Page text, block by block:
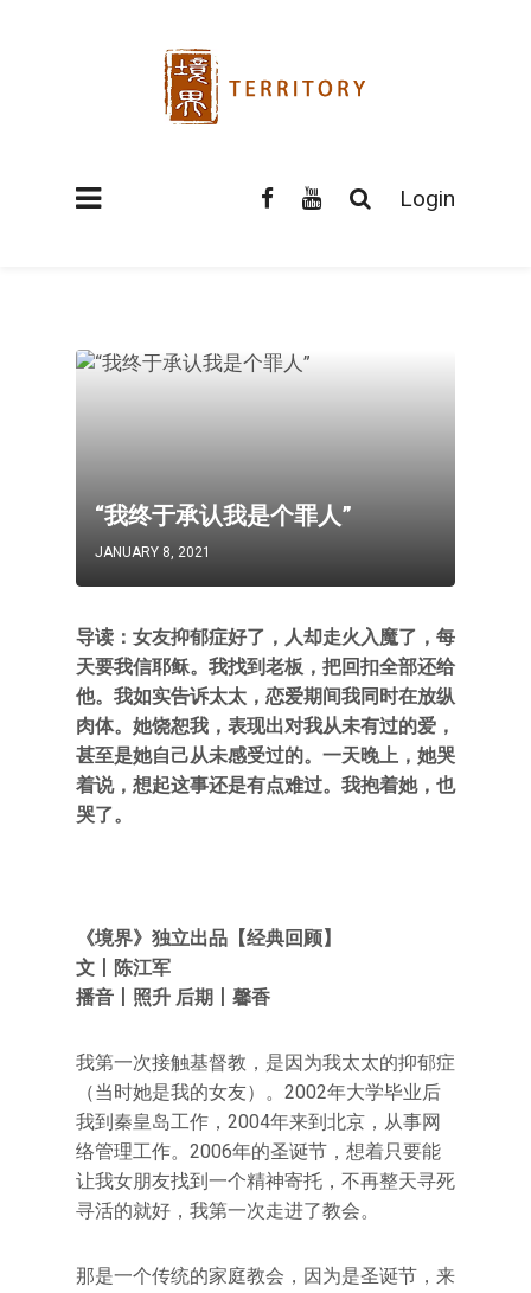
Login
“我终于承认我是个罪人”
JANUARY 8, 2021
导读：女友抑郁症好了，人却走火入魔了，每
天要我信耶稣。我找到老板，把回扣全部还给
他。我如实告诉太太，恋爱期间我同时在放纵
肉体。她饶恕我，表现出对我从未有过的爱，
甚至是她自己从未感受过的。一天晚上，她哭
着说，想起这事还是有点难过。我抱着她，也
哭了。
《境界》独立出品【经典回顾】
文丨陈江军
播音丨照升 后期丨馨香
我第一次接触基督教，是因为我太太的抑郁症
（当时她是我的女友）。2002年大学毕业后
我到秦皇岛工作，2004年来到北京，从事网
络管理工作。2006年的圣诞节，想着只要能
让我女朋友找到一个精神寄托，不再整天寻死
寻活的就好，我第一次走进了教会。
那是一个传统的家庭教会，因为是圣诞节，来